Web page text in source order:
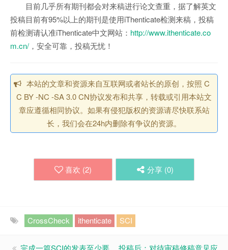
目前几乎所有期刊都会对来稿进行论文查重，据了解英文
投稿目前有95%以上的期刊是使用iThenticate检测来稿，投稿
前检测请认准iThenticate中文网站： http://www.ithenticate.co
m.cn/，安全可靠，投稿无忧！
本站的文章和资源来自互联网或者站长的原创，按照 C
C BY -NC -SA 3.0 CN协议发布和共享，转载或引用本站文
章应遵循相同协议。如果有侵犯版权的资源请尽快联系站
长，我们会在24h内删除有争议的资源。
喜欢 (2) 分享 (0)
CrossCheck ithenticate SCI
完成一篇SCI的发表至少要
投稿后：对待审稿修稿意见应